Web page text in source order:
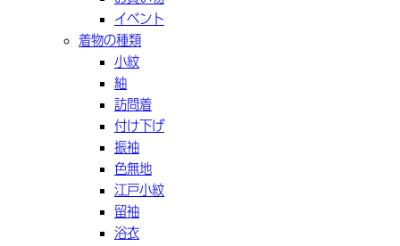
イベント
着物の種類
小紋
紬
訪問着
付け下げ
振袖
色無地
江戸小紋
留袖
浴衣